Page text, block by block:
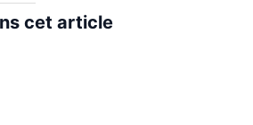
cet article